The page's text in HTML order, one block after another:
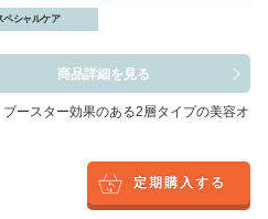
ペシャルケア
商品詳細を見る
ースター効果のある2層タイプの美容オ
定期購入する